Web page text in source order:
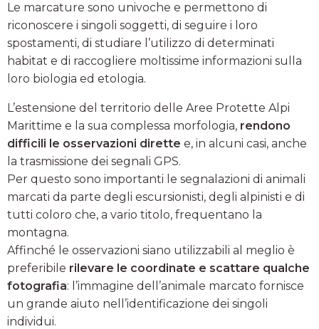
Le marcature sono univoche e permettono di
riconoscere i singoli soggetti, di seguire i loro
spostamenti, di studiare l’utilizzo di determinati
habitat e di raccogliere moltissime informazioni sulla
loro biologia ed etologia.
L’estensione del territorio delle Aree Protette Alpi
Marittime e la sua complessa morfologia, rendono
difficili le osservazioni dirette e, in alcuni casi, anche
la trasmissione dei segnali GPS.
Per questo sono importanti le segnalazioni di animali
marcati da parte degli escursionisti, degli alpinisti e di
tutti coloro che, a vario titolo, frequentano la
montagna.
Affinché le osservazioni siano utilizzabili al meglio è
preferibile rilevare le coordinate e scattare qualche
fotografia: l’immagine dell’animale marcato fornisce
un grande aiuto nell’identificazione dei singoli
individui.